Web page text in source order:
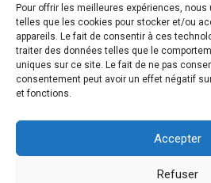
Pour offrir les meilleures expériences,
telles que les cookies pour stocker et/ou
appareils. Le fait de consentir à ces
traiter des données telles que le
uniques sur ce site. Le fait de ne pas
consentement peut avoir un effet négatif
et fonctions.
Accepter
Refuser